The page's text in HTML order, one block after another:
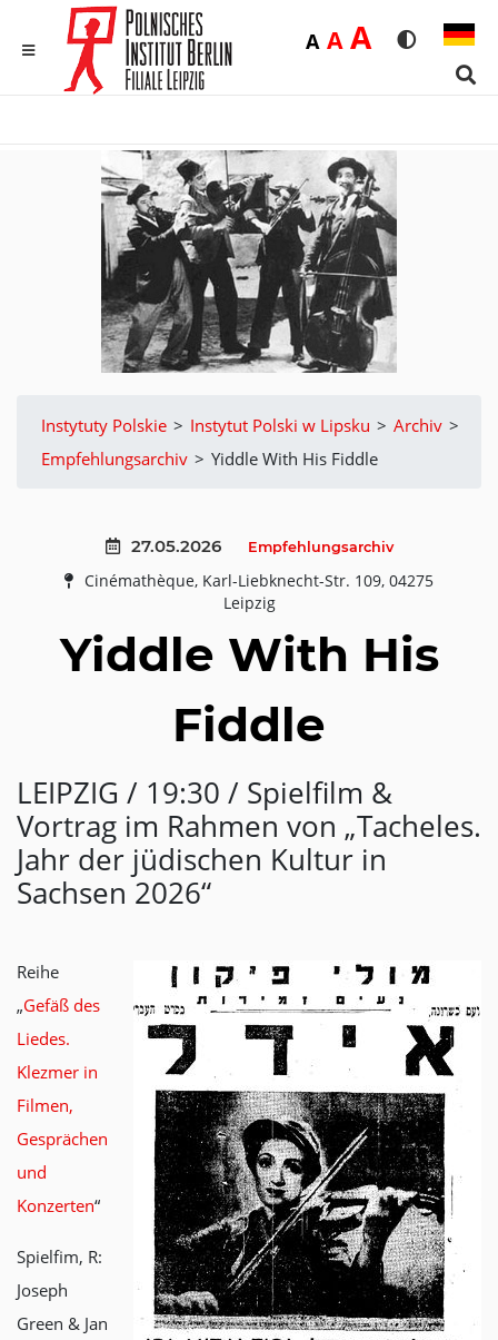
Rozmiar
ADomyślna
AŚrednia
ADużaWersja
Instytuty Polskie > Instytut Polski w Lipsku > Archiv >
Empfehlungsarchiv > Yiddle With His Fiddle
27.05.2026 Empfehlungsarchiv
Cinémathèque, Karl-Liebknecht-Str. 109, 04275
Leipzig
Yiddle With His
Fiddle
LEIPZIG / 19:30 / Spielfilm &
Vortrag im Rahmen von „Tacheles.
Jahr der jüdischen Kultur in
Sachsen 2026“
Reihe
„Gefäß des
Liedes.
Klezmer in
Filmen,
Gesprächen
und
Konzerten“
Spielfim, R:
Joseph
Green & Jan